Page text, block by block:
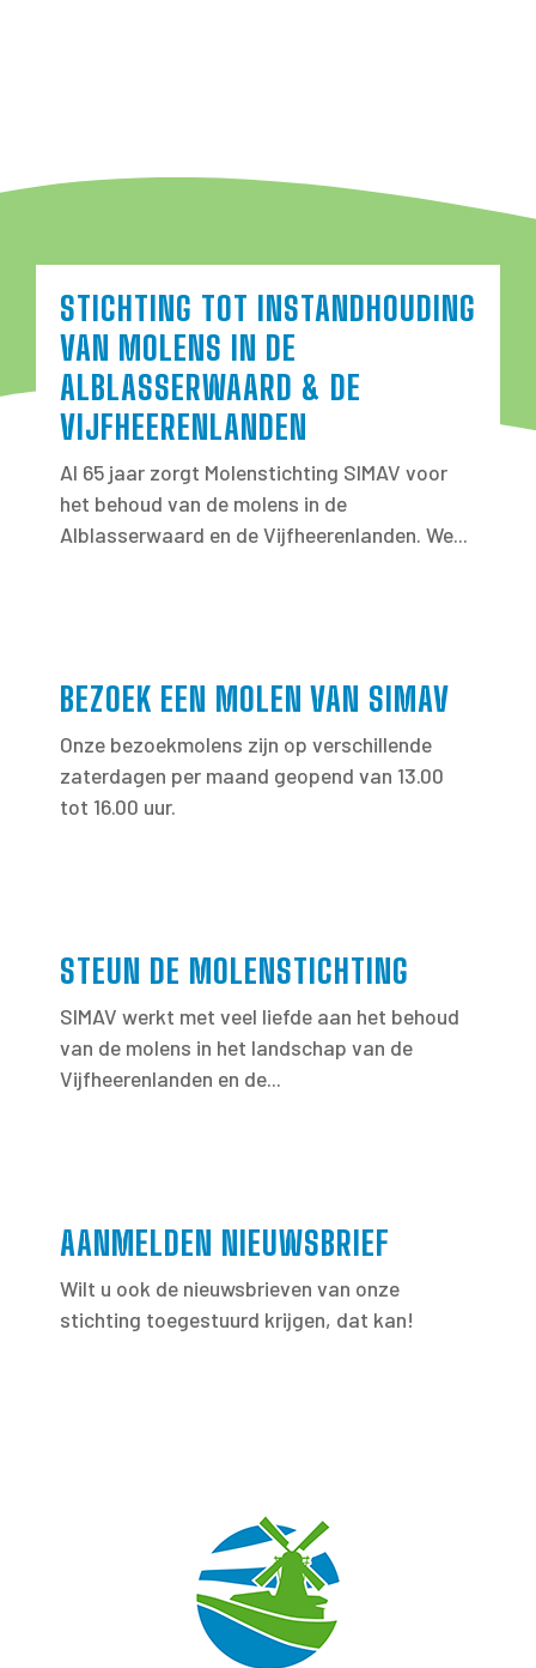
STICHTING TOT INSTANDHOUDING
VAN MOLENS IN DE
ALBLASSERWAARD & DE
VIJFHEERENLANDEN
Al 65 jaar zorgt Molenstichting SIMAV voor
het behoud van de molens in de
Alblasserwaard en de Vijfheerenlanden. We...
BEZOEK EEN MOLEN VAN SIMAV
Onze bezoekmolens zijn op verschillende
zaterdagen per maand geopend van 13.00
tot 16.00 uur.
STEUN DE MOLENSTICHTING
SIMAV werkt met veel liefde aan het behoud
van de molens in het landschap van de
Vijfheerenlanden en de...
AANMELDEN NIEUWSBRIEF
Wilt u ook de nieuwsbrieven van onze
stichting toegestuurd krijgen, dat kan!